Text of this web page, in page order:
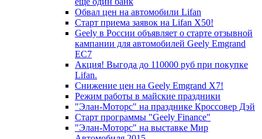
Обвал цен на автомобили Lifan
Старт приема заявок на Lifan X50!
Geely в России объявляет о старте отзывной
кампании для автомобилей Geely Emgrand
EC7
Акция! Выгода до 110000 руб при покупке
Lifan.
Снижение цен на Geely Emgrand X7!
Режим работы в майские праздники
"Элан-Моторс" на празднике Кроссовер Дэй
Старт программы "Geely Finance"
"Элан-Моторс" на выставке Мир